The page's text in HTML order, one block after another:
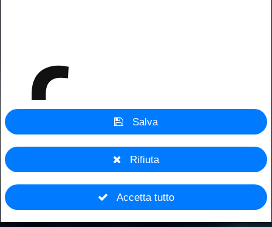
Salva
Rifiuta
Accetta tutto